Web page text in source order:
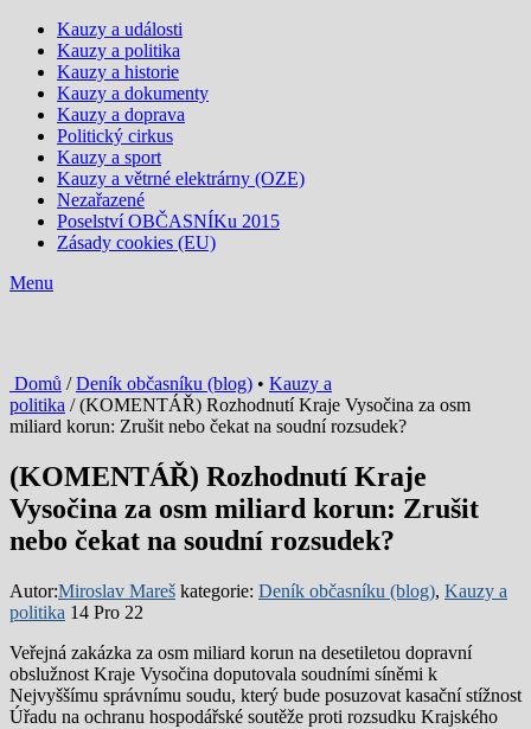
Kauzy a události
Kauzy a politika
Kauzy a historie
Kauzy a dokumenty
Kauzy a doprava
Politický cirkus
Kauzy a sport
Kauzy a větrné elektrárny (OZE)
Nezařazené
Poselství OBČASNÍKu 2015
Zásady cookies (EU)
Menu
Domů /Deník občasníku (blog) • Kauzy a
politika / (KOMENTÁŘ) Rozhodnutí Kraje Vysočina za osm
miliard korun: Zrušit nebo čekat na soudní rozsudek?
(KOMENTÁŘ) Rozhodnutí Kraje
Vysočina za osm miliard korun: Zrušit
nebo čekat na soudní rozsudek?
Autor:Miroslav Mareš kategorie: Deník občasníku (blog), Kauzy a
politika 14 Pro 22
Veřejná zakázka za osm miliard korun na desetiletou dopravní
obslužnost Kraje Vysočina doputovala soudními síněmi k
Nejvyššímu správnímu soudu, který bude posuzovat kasační stížnost
Úřadu na ochranu hospodářské soutěže proti rozsudku Krajského